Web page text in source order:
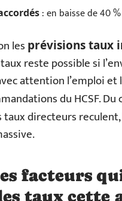
: en baisse de 40
les prévisions taux
reste possible si
attention l’emploi
du HCSF. Du
directeurs reculent,
facteurs
taux cette